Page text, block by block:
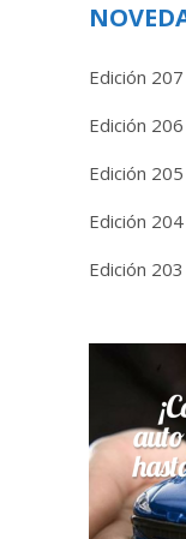
Edición
Edición
Edición
Edición
Edición